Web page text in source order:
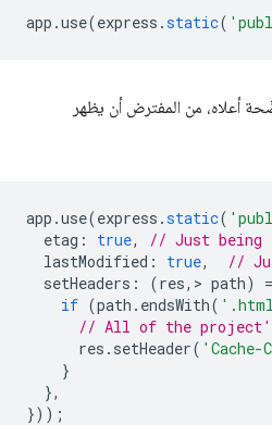
app .use(express .static(
أعلاه، من المفترض أن يظهر
app .use(express .static(
etag : true,
// Just being
lastModified : true,
//
setHeaders : (res, > path) =
if (path . endsWith(
// All of the
res . setHeader( 'Cache-
}
},
}));